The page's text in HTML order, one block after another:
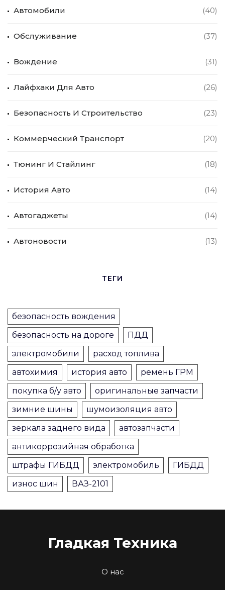
Автомобили (40)
Обслуживание (37)
Вождение (31)
Лайфхаки Для Авто (26)
Безопасность И Строительство (23)
Коммерческий Транспорт (20)
Тюнинг И Стайлинг (18)
История Авто (14)
Автогаджеты (14)
Автоновости (13)
ТЕГИ
безопасность вождения
безопасность на дороге
ПДД
электромобили
расход топлива
автохимия
история авто
ремень ГРМ
покупка б/у авто
оригинальные запчасти
зимние шины
шумоизоляция авто
зеркала заднего вида
автозапчасти
антикоррозийная обработка
штрафы ГИБДД
электромобиль
ГИБДД
износ шин
ВАЗ-2101
Гладкая Техника
О нас